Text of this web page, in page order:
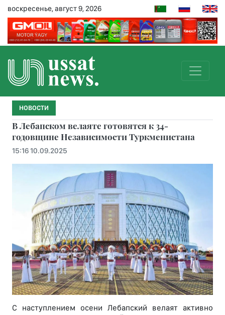
воскресенье, август 9, 2026
НОВОСТИ
В Лебапском велаяте готовятся к 34-
годовщине Независимости Туркменистана
15:16 10.09.2025
С наступлением осени Лебапский велаят активно